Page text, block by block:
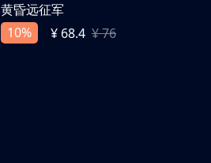
黄昏远征军
10%
¥ 68.4 ¥ 76